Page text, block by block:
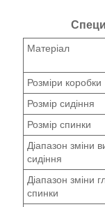
Матеріал
Розміри коробки
Розмір сидіння
Розмір спинки
Діапазон зміни
сидіння
Діапазон зміни
спинки